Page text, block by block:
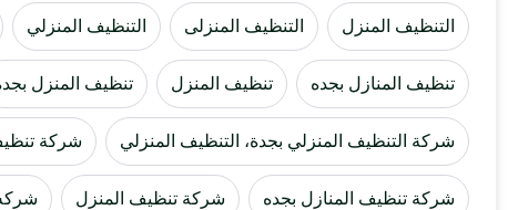
التنظيف المنزل التنظيف المنزلى التنظيف المنزلي
تنظيف المنازل بجده تنظيف المنزل تنظيف المنزل
شركة التنظيف المنزلي بجدة، التنظيف المنزلي شركة
شركة تنظيف المنازل بجده شركة تنظيف المنزل